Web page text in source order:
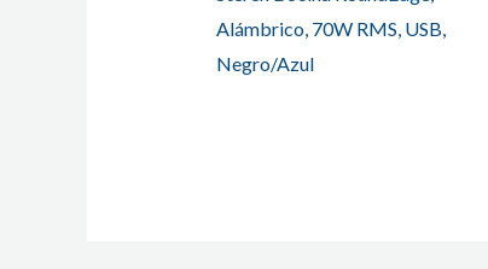
Alámbrico, 70W RMS, USB,
Negro/Azul